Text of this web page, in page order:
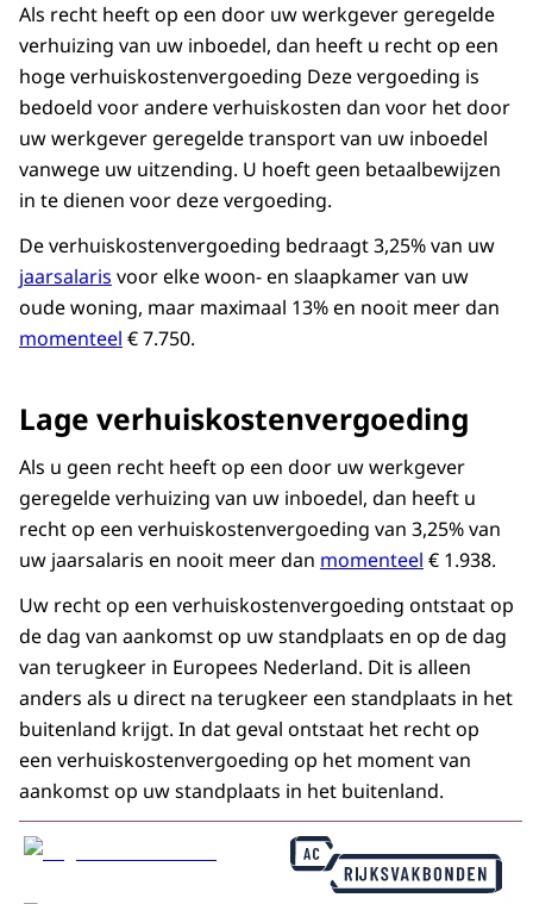
Als recht heeft op een door uw werkgever geregelde
verhuizing van uw inboedel, dan heeft u recht op een
hoge verhuiskostenvergoeding Deze vergoeding is
bedoeld voor andere verhuiskosten dan voor het door
uw werkgever geregelde transport van uw inboedel
vanwege uw uitzending. U hoeft geen betaalbewijzen
in te dienen voor deze vergoeding.
De verhuiskostenvergoeding bedraagt 3,25% van uw
jaarsalaris voor elke woon- en slaapkamer van uw
oude woning, maar maximaal 13% en nooit meer dan
momenteel € 7.750.
Lage verhuiskostenvergoeding
Als u geen recht heeft op een door uw werkgever
geregelde verhuizing van uw inboedel, dan heeft u
recht op een verhuiskostenvergoeding van 3,25% van
uw jaarsalaris en nooit meer dan momenteel € 1.938.
Uw recht op een verhuiskostenvergoeding ontstaat op
de dag van aankomst op uw standplaats en op de dag
van terugkeer in Europees Nederland. Dit is alleen
anders als u direct na terugkeer een standplaats in het
buitenland krijgt. In dat geval ontstaat het recht op
een verhuiskostenvergoeding op het moment van
aankomst op uw standplaats in het buitenland.